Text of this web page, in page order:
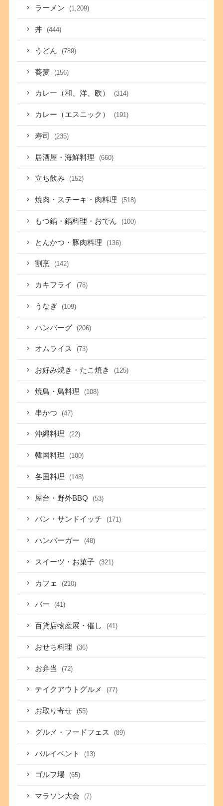
ラーメン (1,209)
丼 (444)
うどん (789)
蕎麦 (156)
カレー（和、洋、欧） (314)
カレー（エスニック） (191)
寿司 (235)
居酒屋・海鮮料理 (660)
立ち飲み (152)
焼肉・ステーキ・肉料理 (518)
もつ鍋・鍋料理・おでん (100)
とんかつ・豚肉料理 (136)
割烹 (142)
カキフライ (78)
うなぎ (109)
ハンバーグ (206)
オムライス (73)
お好み焼き・たこ焼き (125)
焼鳥・鳥料理 (108)
串かつ (47)
沖縄料理 (22)
韓国料理 (100)
各国料理 (148)
屋台・野外BBQ (53)
パン・サンドイッチ (171)
ハンバーガー (48)
スイーツ・お菓子 (321)
カフェ (210)
バー (41)
百貨店物産展・催し (41)
おせち料理 (36)
お弁当 (72)
テイクアウトグルメ (77)
お取り寄せ (55)
グルメ・フードフェス (89)
バルイベント (13)
ゴルフ場 (65)
マラソン大会 (7)